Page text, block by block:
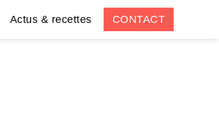
Actus & recettes CONTACT